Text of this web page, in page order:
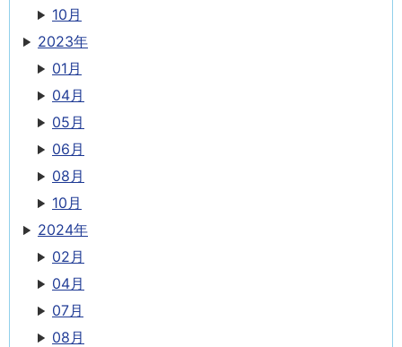
10月
2023年
01月
04月
05月
06月
08月
10月
2024年
02月
04月
07月
08月